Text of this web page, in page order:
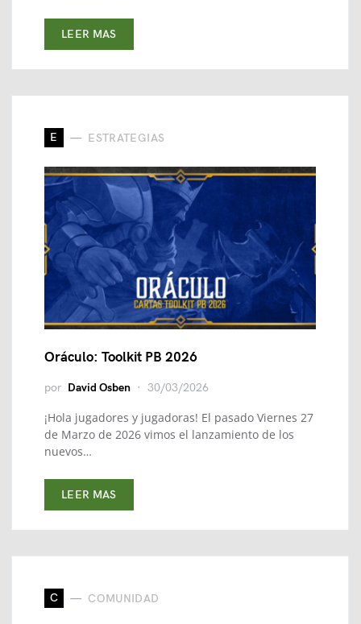
LEER MAS
E ESTRATEGIAS
Oráculo: Toolkit PB 2026
por David Osben 30/03/2026
¡Hola jugadores y jugadoras! El pasado Viernes 27
de Marzo de 2026 vimos el lanzamiento de los
nuevos…
LEER MAS
C COMUNIDAD